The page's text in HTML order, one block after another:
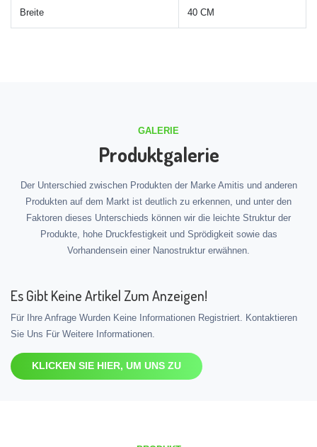
Breite 40 CM
GALERIE
Produktgalerie
Der Unterschied zwischen Produkten der Marke Amitis und anderen
Produkten auf dem Markt ist deutlich zu erkennen, und unter den
Faktoren dieses Unterschieds können wir die leichte Struktur der
Produkte, hohe Druckfestigkeit und Sprödigkeit sowie das
Vorhandensein einer Nanostruktur erwähnen.
Es Gibt Keine Artikel Zum Anzeigen!
Für Ihre Anfrage Wurden Keine Informationen Registriert. Kontaktieren
Sie Uns Für Weitere Informationen.
KLICKEN SIE HIER, UM UNS ZU